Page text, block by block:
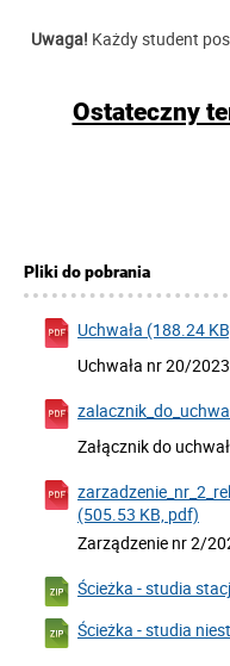
Uwaga! Każdy student
Ostateczny
Pliki do pobrania
Uchwała (188.24
Uchwała nr 20/
Załącznik do
(505.53 KB, pdf)
Zarządzenie nr 2/
Ścieżka - studia
Ścieżka - studia